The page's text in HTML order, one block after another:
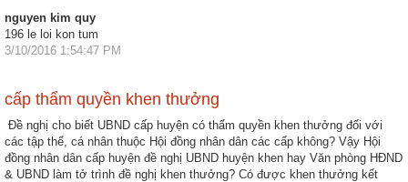
Điển
hình
tiên
Phong
trào
thi
đua
nguyen kim quy
196 le loi kon tum
3/10/2016 1:54:47 PM
cấp thẩm quyền khen thưởng
Đề nghị cho biết UBND cấp huyện có thẩm quyền khen thưởng đối với
các tập thể, cá nhân thuộc Hội đồng nhân dân các cấp không? Vậy Hội
đồng nhân dân cấp huyện đề nghị UBND huyện khen hay Văn phòng HĐND
& UBND làm tở trình đề nghị khen thưởng? Có được khen thưởng kết